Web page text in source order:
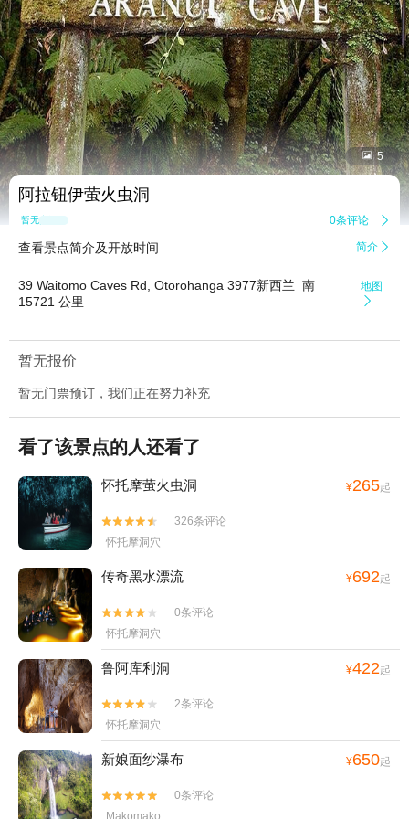
 5
阿拉钮伊萤火虫洞
暂无点评 0条评论 
查看景点简介及开放时间 简介 
39 Waitomo Caves Rd, Otorohanga 3977新西兰 ‎ 南
15721 公里
地图

暂无报价
暂无门票预订，我们正在努力补充
看了该景点的人还看了
怀托摩萤火虫洞 ¥265起


326条评论
怀托摩洞穴
传奇黑水漂流 ¥692起


0条评论
怀托摩洞穴
鲁阿库利洞 ¥422起


2条评论
怀托摩洞穴
新娘面纱瀑布 ¥650起


0条评论
